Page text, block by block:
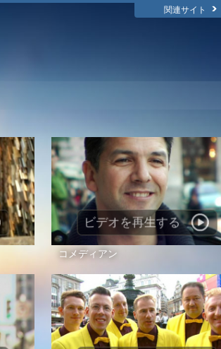
関連サイト
ビデオを再生する
コメディアン